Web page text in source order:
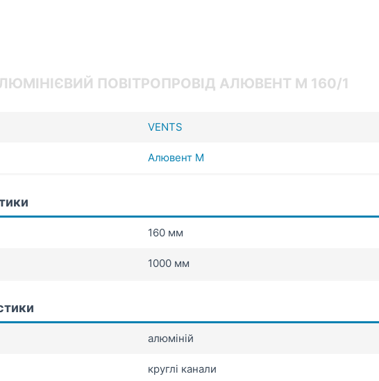
ПОВІТРОПРОВІД АЛЮВЕНТ М 160/1
VENTS
Алювент М
160 мм
1000 мм
алюміній
круглі канали